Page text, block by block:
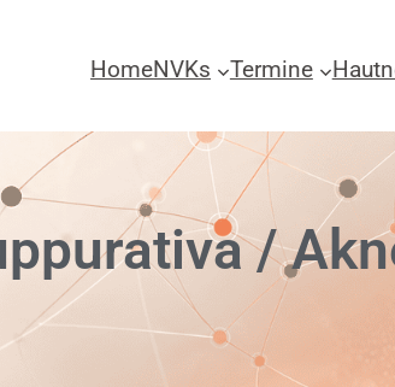
HomeNVKs Termine
/